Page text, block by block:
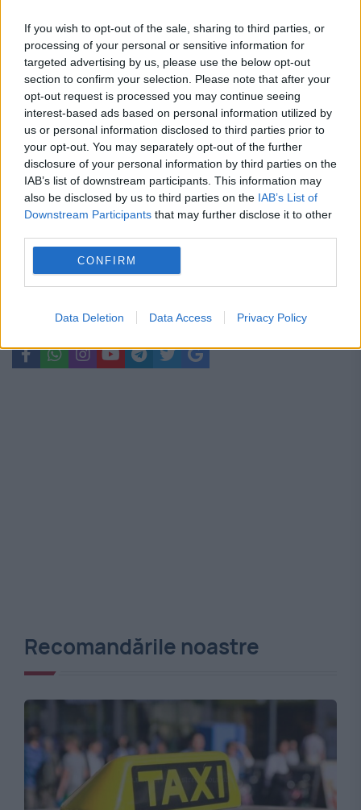
If you wish to opt-out of the sale, sharing to third parties, or
processing of your personal or sensitive information for
targeted advertising by us, please use the below opt-out
section to confirm your selection. Please note that after your
opt-out request is processed you may continue seeing
interest-based ads based on personal information utilized by
us or personal information disclosed to third parties prior to
your opt-out. You may separately opt-out of the further
disclosure of your personal information by third parties on the
IAB’s list of downstream participants. This information may
also be disclosed by us to third parties on the IAB’s List of
Downstream Participants that may further disclose it to other
CONFIRM
Data Deletion Data Access Privacy Policy
nu îl vei mai putea folosi, chiar dacă
este valabil
Populația nu va fi afectată de
eventualele limitări de consum de
energie. Cristian Bușoi: Nu se vor face
limitări de consum către consumatorii
casnici
Bucuresti camine universitate
universitatea bucurești
Recomandările noastre